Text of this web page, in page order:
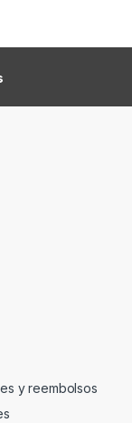
y reembolsos